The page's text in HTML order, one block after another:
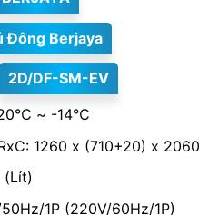
Đông Berjaya
2D/DF-SM-EV
20℃ ~ -14℃
1260 x (710+20) x
(Lít)
1P (220V/60Hz/1P)